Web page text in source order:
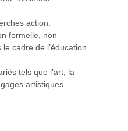
action.
formelle, non
cadre de l’éducation
tels que l’art, la
artistiques.